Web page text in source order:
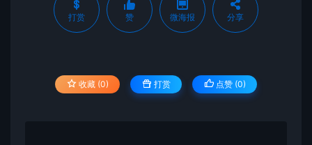
打赏 赞 微海报 分享
收藏 (0) 打赏 点赞 (0)